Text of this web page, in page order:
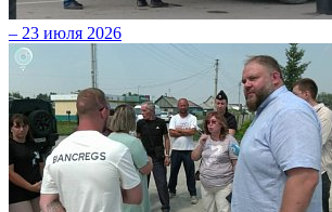
– 23 июля 2026